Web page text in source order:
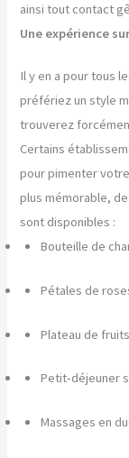
ainsi tout contact
Une expérience
Il y en a pour tous
préfériez un style
trouverez
Certains
pour pimenter
plus mémorable,
sont disponibles :
Bouteille de
Pétales de
Plateau de
Petit-déjeuner
Massages en